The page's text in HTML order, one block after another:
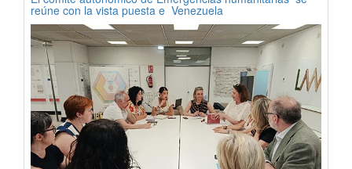
reúne con la vista puesta e Venezuela